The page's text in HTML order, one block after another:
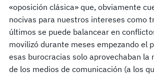
«oposición clásica» que, obviamente
nocivas para nuestros intereses como
últimos se puede balancear en
movilizó durante meses empezando el
esas burocracias solo aprovechaban la
de los medios de comunicación (a los